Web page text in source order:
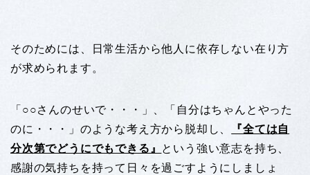
そのためには、日常生活から他人に依存しない在り方
が求められます。
「○○さんのせいで・・・」、「自分はちゃんとやった
のに・・・」のような考え方から脱却し、
『全ては自
分次第でどうにでもできる』 という強い意志を持ち、
感謝の気持ちを持って日々を過ごすようにしましょ